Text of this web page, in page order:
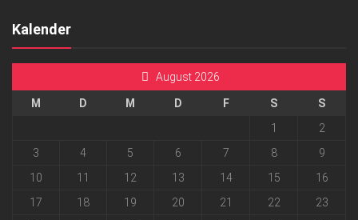
Kalender
August 2026
M D M D F S
S
1
2
3
4 5 6 7 8
9
10
11 12 13 14 15
16
17
18 19 20 21 22
23